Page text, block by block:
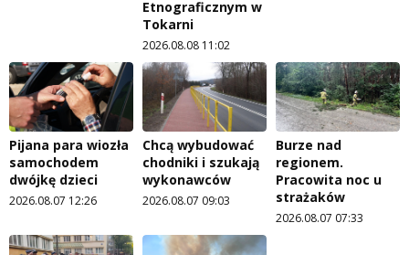
Etnograficznym w
Tokarni
2026.08.08 11:02
Pijana para wiozła
samochodem
dwójkę dzieci
2026.08.07 12:26
Chcą wybudować
chodniki i szukają
wykonawców
2026.08.07 09:03
Burze nad
regionem.
Pracowita noc u
strażaków
2026.08.07 07:33